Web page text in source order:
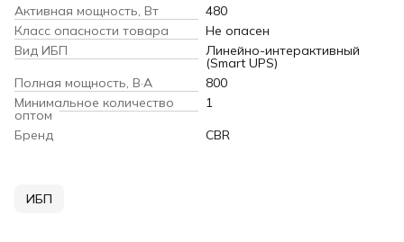
Активная мощность, Вт
480
Класс опасности товара
Не опасен
Вид ИБП
Линейно-интерактивный
(Smart UPS)
Полная мощность, В·А
800
Минимальное количество
оптом
1
Бренд
CBR
ИБП